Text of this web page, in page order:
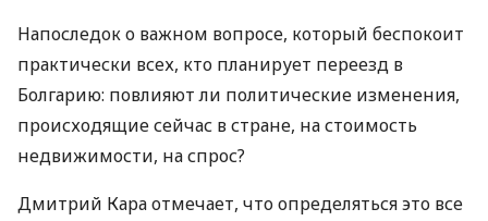
Напоследок о важном вопросе, который беспокоит
практически всех, кто планирует переезд в
Болгарию: повлияют ли политические изменения,
происходящие сейчас в стране, на стоимость
недвижимости, на спрос?
Дмитрий Кара отмечает, что определяться это все